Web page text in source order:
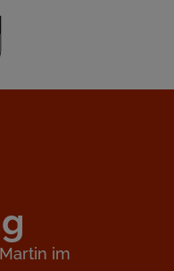
im